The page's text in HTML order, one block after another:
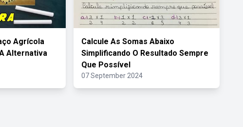
Agrícola
Alternativa
Calcule As Somas Abaixo
Simplificando O Resultado Sempre
Que Possível
07 September 2024